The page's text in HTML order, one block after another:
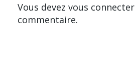
Vous devez vous connecter
commentaire.